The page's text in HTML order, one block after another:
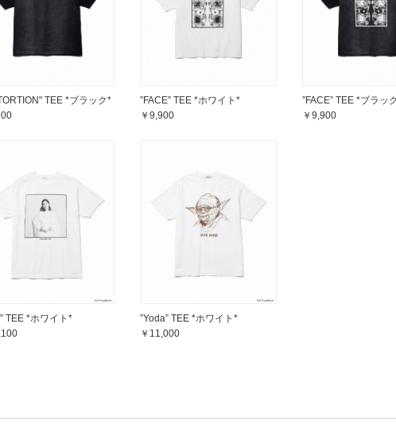
TEE *ブラック*
”FACE” TEE *ホワイト*
￥9,900
”FACE” TEE *ブラッ
￥9,900
TEE *ホワイト*
”Yoda” TEE *ホワイト*
￥11,000